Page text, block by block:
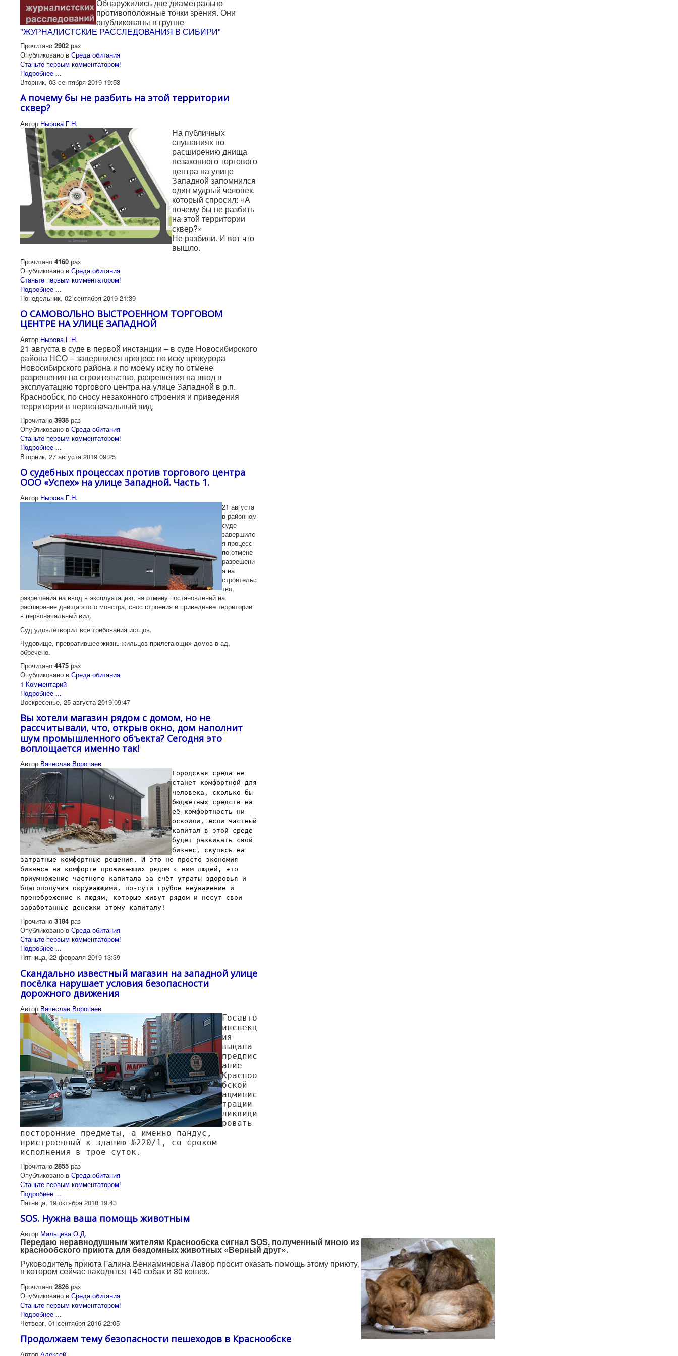
Обнаружились две диаметрально
противоположные точки зрения. Они
опубликованы в группе
"ЖУРНАЛИСТСКИЕ РАССЛЕДОВАНИЯ В СИБИРИ"
Прочитано 2902 раз
Опубликовано в Среда обитания
Станьте первым комментатором!
Подробнее ...
Вторник, 03 сентября 2019 19:53
А почему бы не разбить на этой территории
сквер?
Автор Нырова Г.Н.
На публичных
слушаниях по
расширению днища
незаконного торгового
центра на улице
Западной запомнился
один мудрый человек,
который спросил: «А
почему бы не разбить
на этой территории
сквер?»
Не разбили. И вот что
вышло.
Прочитано 4160 раз
Опубликовано в Среда обитания
Станьте первым комментатором!
Подробнее ...
Понедельник, 02 сентября 2019 21:39
О САМОВОЛЬНО ВЫСТРОЕННОМ ТОРГОВОМ
ЦЕНТРЕ НА УЛИЦЕ ЗАПАДНОЙ
Автор Нырова Г.Н.
21 августа в суде в первой инстанции – в суде Новосибирского
района НСО – завершился процесс по иску прокурора
Новосибирского района и по моему иску по отмене
разрешения на строительство, разрешения на ввод в
эксплуатацию торгового центра на улице Западной в р.п.
Краснообск, по сносу незаконного строения и приведения
территории в первоначальный вид.
Прочитано 3938 раз
Опубликовано в Среда обитания
Станьте первым комментатором!
Подробнее ...
Вторник, 27 августа 2019 09:25
О судебных процессах против торгового центра
ООО «Успех» на улице Западной. Часть 1.
Автор Нырова Г.Н.
21 августа
в районном
суде
завершилс
я процесс
по отмене
разрешени
я на
строительс
тво,
разрешения на ввод в эксплуатацию, на отмену постановлений на
расширение днища этого монстра, снос строения и приведение территории
в первоначальный вид.
Суд удовлетворил все требования истцов.
Чудовище, превратившее жизнь жильцов прилегающих домов в ад,
обречено.
Прочитано 4475 раз
Опубликовано в Среда обитания
1 Комментарий
Подробнее ...
Воскресенье, 25 августа 2019 09:47
Вы хотели магазин рядом с домом, но не
рассчитывали, что, открыв окно, дом наполнит
шум промышленного объекта? Сегодня это
воплощается именно так!
Автор Вячеслав Воропаев
Городская среда не
станет комфортной для
человека, сколько бы
бюджетных средств на
её комфортность ни
освоили, если частный
капитал в этой среде
будет развивать свой
бизнес, скупясь на
затратные комфортные решения. И это не просто экономия
бизнеса на комфорте проживающих рядом с ним людей, это
приумножение частного капитала за счёт утраты здоровья и
благополучия окружающими, по-сути грубое неуважение и
пренебрежение к людям, которые живут рядом и несут свои
заработанные денежки этому капиталу!
Прочитано 3184 раз
Опубликовано в Среда обитания
Станьте первым комментатором!
Подробнее ...
Пятница, 22 февраля 2019 13:39
Скандально известный магазин на западной улице
посёлка нарушает условия безопасности
дорожного движения
Автор Вячеслав Воропаев
Госавто
инспекц
ия
выдала
предпис
ание
Красноо
бской
админис
трации
ликвиди
ровать
посторонние предметы, а именно пандус,
пристроенный к зданию №220/1, со сроком
исполнения в трое суток.
Прочитано 2855 раз
Опубликовано в Среда обитания
Станьте первым комментатором!
Подробнее ...
Пятница, 19 октября 2018 19:43
SOS. Нужна ваша помощь животным
Автор Мальцева О.Д.
Передаю неравнодушным жителям Краснообска сигнал SOS, полученный мною из
краснообского приюта для бездомных животных «Верный друг».
Руководитель приюта Галина Вениаминовна Лавор просит оказать помощь этому приюту,
в котором сейчас находятся 140 собак и 80 кошек.
Прочитано 2826 раз
Опубликовано в Среда обитания
Станьте первым комментатором!
Подробнее ...
Четверг, 01 сентября 2016 22:05
Продолжаем тему безопасности пешеходов в Краснообске
Автор Алексей